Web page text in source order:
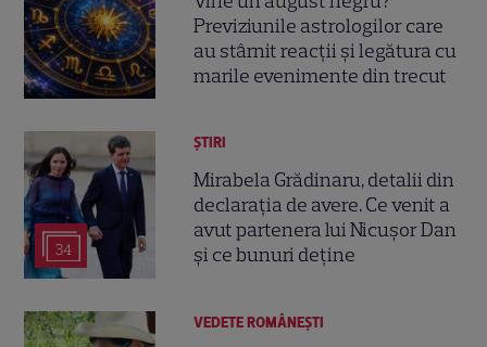
Previziunile astrologilor care
au stârnit reacții și legătura cu
marile evenimente din trecut
34
ȘTIRI
Mirabela Grădinaru, detalii din
declarația de avere. Ce venit a
avut partenera lui Nicușor Dan
și ce bunuri deține
VEDETE ROMÂNEŞTI